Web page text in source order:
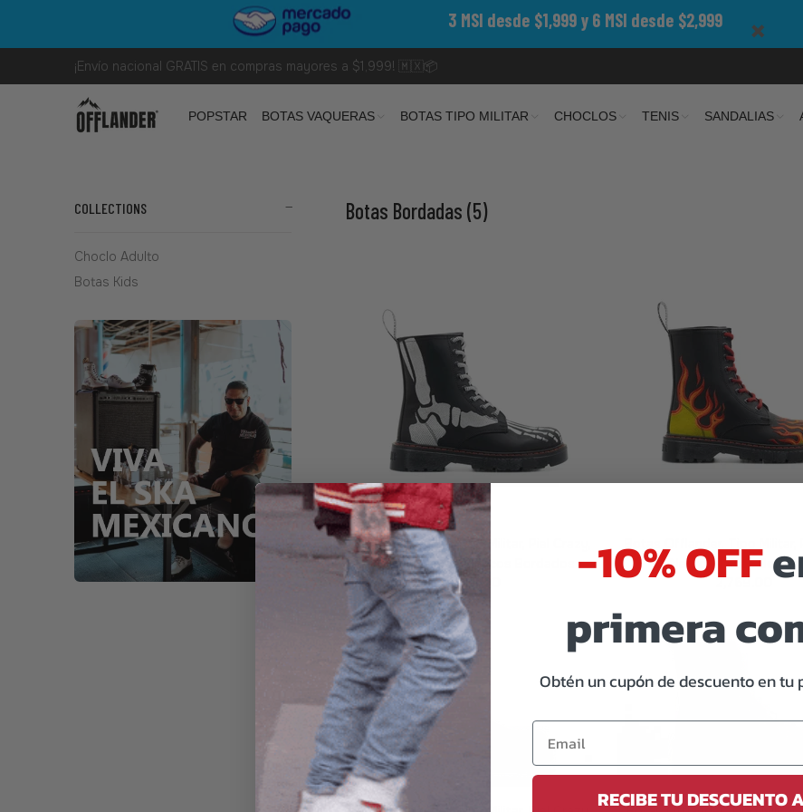
3 MSI desde $1,999 y 6 MSI desde $2,999
¡Envío nacional GRATIS en compras mayores a $1,999! 🇲🇽📦
POPSTAR BOTAS VAQUERAS BOTAS TIPO MILITAR CHOCLOS TENIS SANDALIAS
COLLECTIONS
Choclo Adulto
Botas Kids
Botas Bordadas (5)
Botas Offlander, Tipo Militar, Piel Crazy,
Negro, Huesos Blancos Bordados
2,629.00
AÑADIR A LA CESTA
Negro, Flamas
2,769.00
PREORDER
-10% OFF
primera
Obtén un cupón de descuento en tu
RECIBE TU DESCUENTO